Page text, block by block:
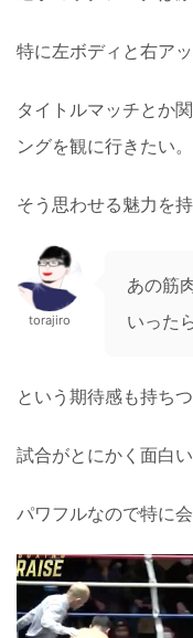
特に左ボディと右ア
タイトルマッチとか
ングを観に行きたい。
そう思わせる魅力を
torajiro
あの筋
いった
という期待感も持ち
試合がとにかく面白
パワフルなので特に